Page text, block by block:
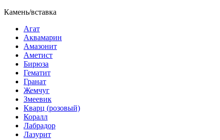
Камень/вставка
Агат
Аквамарин
Амазонит
Аметист
Бирюза
Гематит
Гранат
Жемчуг
Змеевик
Кварц (розовый)
Коралл
Лабрадор
Лазурит